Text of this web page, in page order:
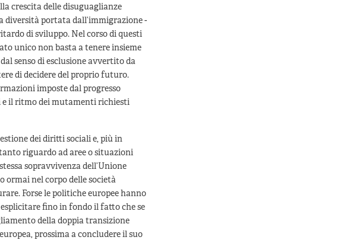
crescita delle disuguaglianze
diversità portata dall’immigrazione -
di sviluppo. Nel corso di questi
unico non basta a tenere insieme
senso di esclusione avvertito da
di decidere del proprio futuro.
imposte dal progresso
e il ritmo dei mutamenti richiesti
dei diritti sociali e, più in
riguardo ad aree o situazioni
sopravvivenza dell’Unione
ormai nel corpo delle società
Forse le politiche europee hanno
fino in fondo il fatto che se
della doppia transizione
prossima a concludere il suo